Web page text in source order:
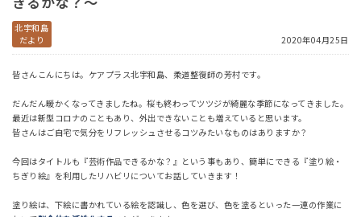
リクルート
お問い合わせ
体験希望
北宇和島
だより
2020年04月25日
皆さんこんにちは。ケアプラス北宇和島、柔道整復師の芳村です。
だんだん暖かくなってきましたね。桜も終わってツツジが綺麗な季節になってきました。
最近は新型コロナのこともあり、外出できないことも増えていると思います。
皆さんはご自宅で気分をリフレッシュさせるコツみたいなものはありますか？
今回はタイトルも『芸術作品できるかな？』という事もあり、簡単にできる『塗り絵・
ちぎり絵』を利用したリハビリについてお話していきます！
塗り絵は、下絵に書かれている絵を認識し、色を選び、色を塗るといった一連の作業に